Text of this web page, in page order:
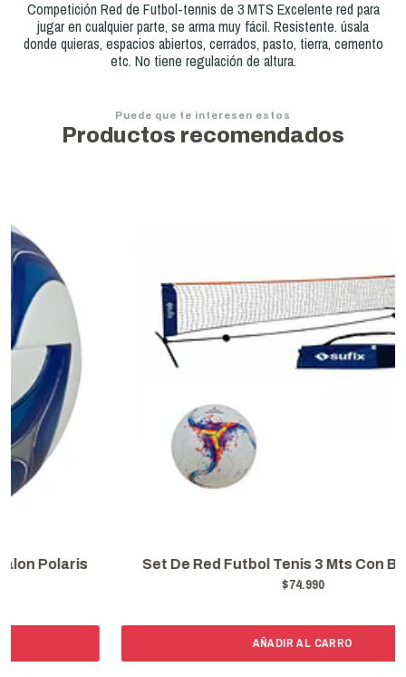
Competición Red de Futbol-tennis de 3 MTS Excelente red para
jugar en cualquier parte, se arma muy fácil. Resistente. úsala
donde quieras, espacios abiertos, cerrados, pasto, tierra, cemento
etc. No tiene regulación de altura.
Puede que te interesen estos
Productos recomendados
Set De Red Futbol Tenis 3 Mts Con Balon Lynx
AÑADIR AL CARRO